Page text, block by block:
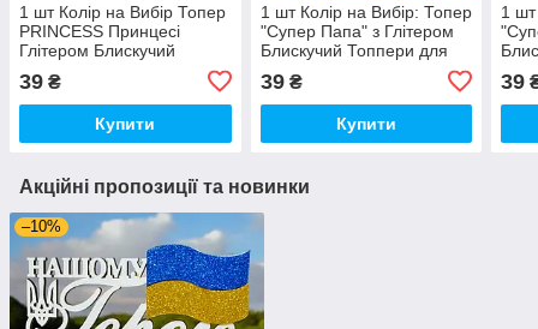
1 шт Колір на Вибір Топер
PRINCESS Принцесі
Глітером Блискучий
Топпери для Торта Топер
Дерев'яний Букета Квітів
39 ₴
Купити
1 шт Колір на Вибір: Топер
"Супер Папа" з Глітером
Блискучий Топпери для
Торта Топер Дерев'яний
Букета Квітів
39₴
Купити
1 шт
39
Акційні пропозиції та новинки
–10%